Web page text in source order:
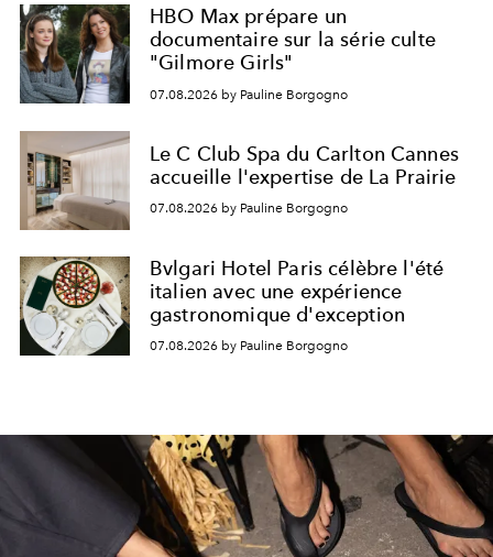
HBO Max prépare un
documentaire sur la série culte
"Gilmore Girls"
07.08.2026 by Pauline Borgogno
Le C Club Spa du Carlton Cannes
accueille l'expertise de La Prairie
07.08.2026 by Pauline Borgogno
Bvlgari Hotel Paris célèbre l'été
italien avec une expérience
gastronomique d'exception
07.08.2026 by Pauline Borgogno